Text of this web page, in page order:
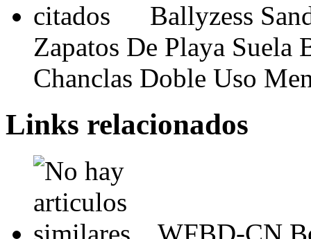
Ballyzess
Zapatos De Playa Suela
Chanclas Doble Uso
Links relacionados